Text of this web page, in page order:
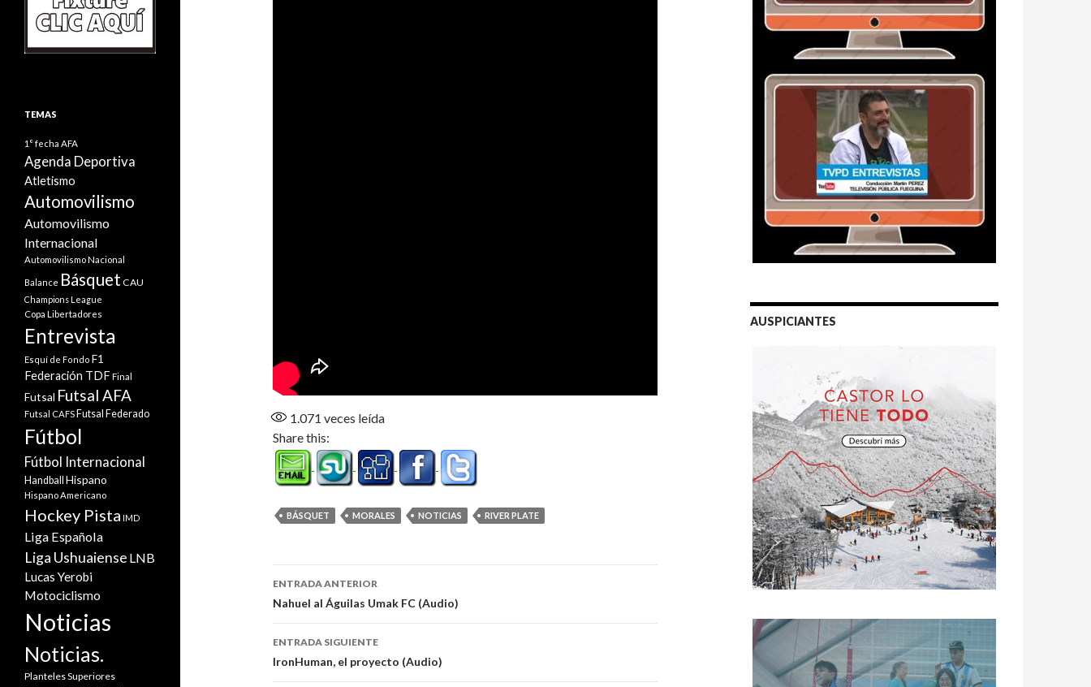
1.071 veces leída
Share this:
BÁSQUET MORALES NOTICIAS RIVER PLATE
Navegación
de
entradas
ENTRADA ANTERIOR
Nahuel al Águilas Umak FC (Audio)
ENTRADA SIGUIENTE
IronHuman, el proyecto (Audio)
AUSPICIANTES
TEMAS
1° fecha AFA
Agenda Deportiva
Atletismo
Automovilismo
Automovilismo
Internacional
Automovilismo Nacional
Balance Básquet CAU
Champions League
Copa Libertadores
Entrevista
Esquí de Fondo F1
Federación TDF Final
Futsal Futsal AFA
Futsal CAFS Futsal Federado
Fútbol
Fútbol Internacional
Handball Hispano
Hispano Americano
Hockey Pista IMD
Liga Española
Liga Ushuaiense LNB
Lucas Yerobi
Motociclismo
Noticias
Noticias.
Planteles Superiores